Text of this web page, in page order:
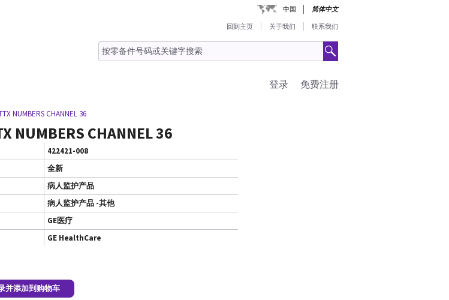
中国 简体中文
回到主页 关于我们 联系我们
免费注册
登录
NUMBERS CHANNEL 36
NUMBERS CHANNEL 36
422421-008
全新
病人监护产品
病人监护产品 -其他
GE医疗
GE HealthCare
并添加到购物车